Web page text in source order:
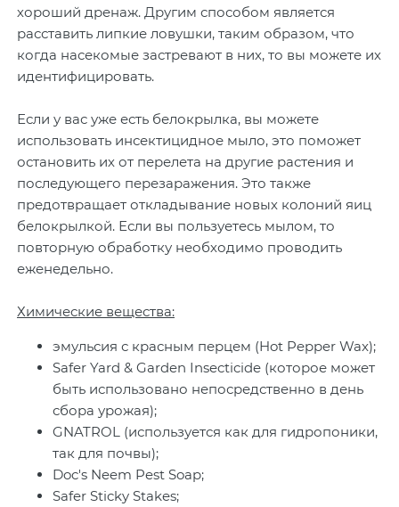
хороший дренаж. Другим способом является
расставить липкие ловушки, таким образом, что
когда насекомые застревают в них, то вы можете их
идентифицировать.
Если у вас уже есть белокрылка, вы можете
использовать инсектицидное мыло, это поможет
остановить их от перелета на другие растения и
последующего перезаражения. Это также
предотвращает откладывание новых колоний яиц
белокрылкой. Если вы пользуетесь мылом, то
повторную обработку необходимо проводить
еженедельно.
Химические вещества:
эмульсия с красным перцем (Hot Pepper Wax);
Safer Yard & Garden Insecticide (которое может
быть использовано непосредственно в день
сбора урожая);
GNATROL (используется как для гидропоники,
так для почвы);
Doc's Neem Pest Soap;
Safer Sticky Stakes;